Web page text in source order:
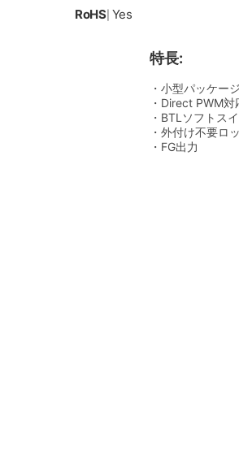
RoHS| Yes
特長:
・小型パッケージ
・Direct PWM対
・BTLソフトス
・外付け不要ロ
・FG出力